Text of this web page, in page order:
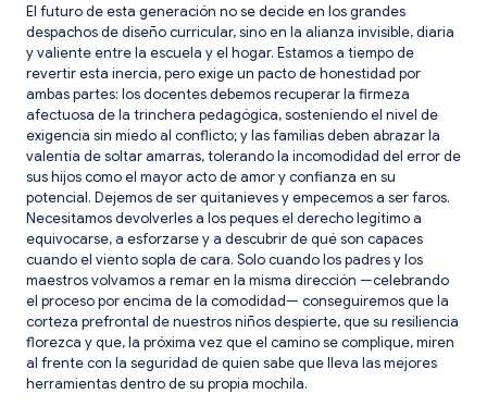
El futuro de esta generación no se decide en los grandes
despachos de diseño curricular, sino en la alianza invisible, diaria
y valiente entre la escuela y el hogar. Estamos a tiempo de
revertir esta inercia, pero exige un pacto de honestidad por
ambas partes: los docentes debemos recuperar la firmeza
afectuosa de la trinchera pedagógica, sosteniendo el nivel de
exigencia sin miedo al conflicto; y las familias deben abrazar la
valentía de soltar amarras, tolerando la incomodidad del error de
sus hijos como el mayor acto de amor y confianza en su
potencial. Dejemos de ser quitanieves y empecemos a ser faros.
Necesitamos devolverles a los peques el derecho legítimo a
equivocarse, a esforzarse y a descubrir de qué son capaces
cuando el viento sopla de cara. Solo cuando los padres y los
maestros volvamos a remar en la misma dirección —celebrando
el proceso por encima de la comodidad— conseguiremos que la
corteza prefrontal de nuestros niños despierte, que su resiliencia
florezca y que, la próxima vez que el camino se complique, miren
al frente con la seguridad de quien sabe que lleva las mejores
herramientas dentro de su propia mochila.